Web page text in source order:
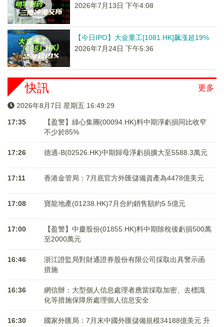
2026年7月13日 下午4:08
【今日IPO】大金重工[1081.HK]飙涨超19%
2026年7月24日 下午5:36
更多
快訊
2026年8月7日 星期五 16:49:29
17:35
【盈警】綠心集團(00094.HK)料中期淨虧損同比收窄
不少於85%
17:26 德適-B(02526.HK)中期歸母淨虧損擴大至5588.3萬元
17:11 香港金管局：7月底官方外匯儲備資產為4478億美元
17:08 寶龍地產(01238.HK)7月合約銷售額約5.5億元
17:00
【盈警】中慶股份(01855.HK)料中期除稅後虧損500萬
至2000萬元
16:46
浙江證監局對財通證券股份有限公司採取出具警示函
措施
16:36
網信辦：大型個人信息處理者應當採取加密、去標識
化等措施保障所處理個人信息安全
16:30
國家外匯局：7月末中國外匯儲備規模34188億美元 升